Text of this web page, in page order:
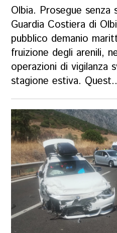
Olbia. Prosegue
Guardia Costiera di
pubblico demanio
fruizione degli arenili,
operazioni di vigilanza
stagione estiva.